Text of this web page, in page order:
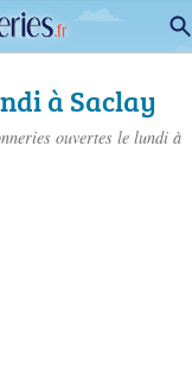
à Saclay
ouvertes le lundi à